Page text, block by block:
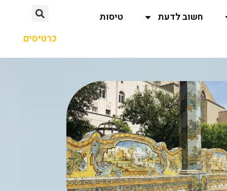
חשוב לדעת
טיסות
כרטיסים